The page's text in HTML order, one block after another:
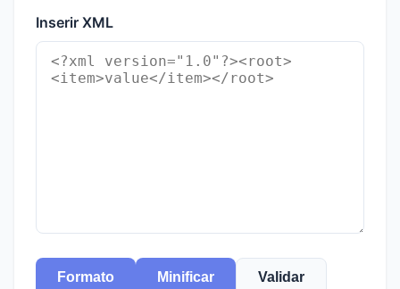
Inserir XML
Formato Minificar Validar